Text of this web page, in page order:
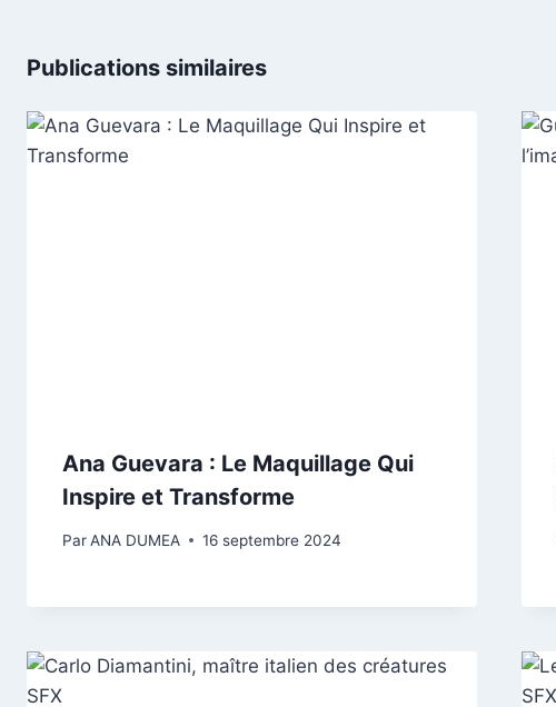
Publications similaires
Ana Guevara : Le Maquillage Qui
Inspire et Transforme
ParANA DUMEA 16 septembre 2024